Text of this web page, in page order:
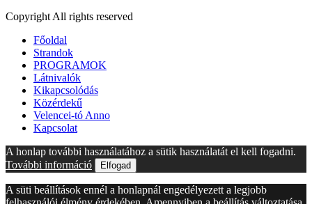
Copyright All rights reserved
Főoldal
Strandok
PROGRAMOK
Látnivalók
Kikapcsolódás
Közérdekű
Velencei-tó Anno
Kapcsolat
A honlap további használatához a sütik használatát el kell fogadni.
További információ
Elfogad
A süti beállítások ennél a honlapnál engedélyezett a legjobb